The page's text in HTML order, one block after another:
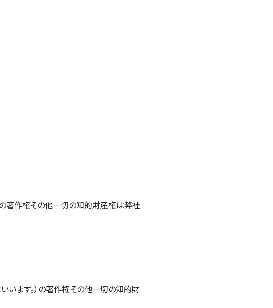
の著作権その他一切の知的財産権は弊社
います。）の著作権その他一切の知的財